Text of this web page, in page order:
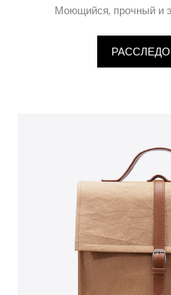
Моющийся, прочный и